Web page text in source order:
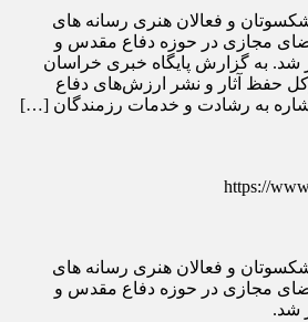
۲۲ نفر از پیشکسوتان و فعالان هنری رسانه های
مجازی در حوزه دفاع مقدس و
شد. به گزارش پایگاه خبری خراسان
حفظ آثار و نشر ارزش‌های دفاع
به رشادت و خدمات رزمندگان […]
https://
۲۲ نفر از پیشکسوتان و فعالان هنری رسانه های
مجازی در حوزه دفاع مقدس و
شد.